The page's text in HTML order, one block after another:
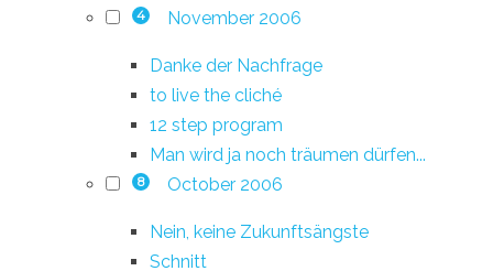
4 November 2006
Danke der Nachfrage
to live the cliché
12 step program
Man wird ja noch träumen dürfen...
8 October 2006
Nein, keine Zukunftsängste
Schnitt